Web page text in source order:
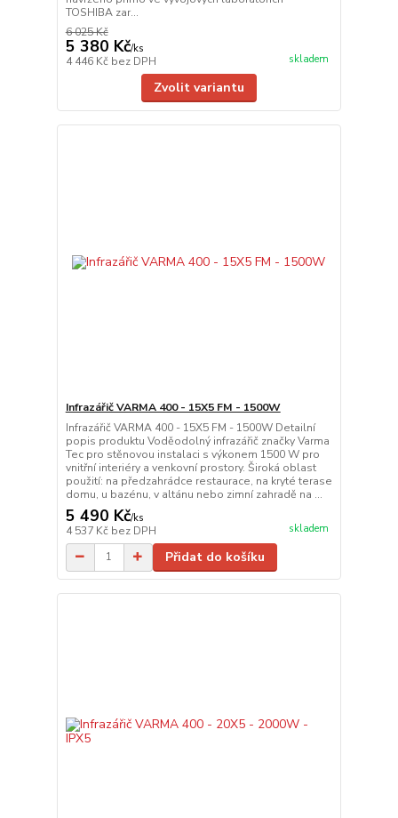
TOSHIBA zar...
6 025 Kč
5 380 Kč/ks
4 446 Kč bez DPH skladem
Zvolit variantu
Infrazářič VARMA 400 - 15X5 FM - 1500W
Infrazářič VARMA 400 - 15X5 FM - 1500W Detailní
popis produktu Voděodolný infrazářič značky Varma
Tec pro stěnovou instalaci s výkonem 1500 W pro
vnitřní interiéry a venkovní prostory. Široká oblast
použití: na předzahrádce restaurace, na kryté terase
domu, u bazénu, v altánu nebo zimní zahradě na ...
5 490 Kč/ks
4 537 Kč bez DPH skladem
Přidat do košíku